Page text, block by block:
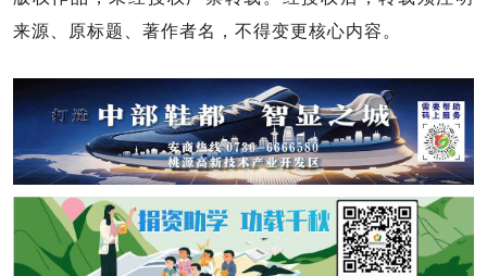
来源、原标题、著作者名，不得变更核心内容。